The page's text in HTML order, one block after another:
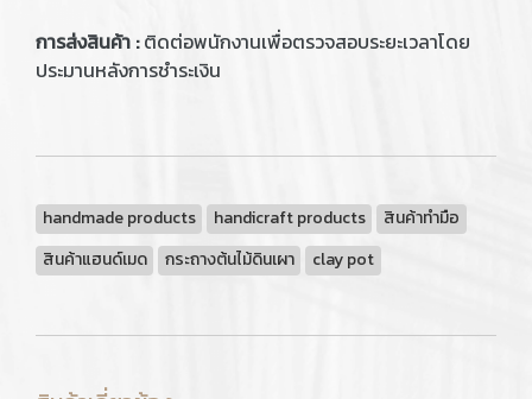
การส่งสินค้า :ติดต่อพนักงานเพื่อตรวจสอบระยะเวลาโดย
ประมานหลังการชำระเงิน
handmade products handicraft products
สินค้าทำมือ
สินค้าแฮนด์เมด
กระถางต้นไม้ดินเผา clay pot